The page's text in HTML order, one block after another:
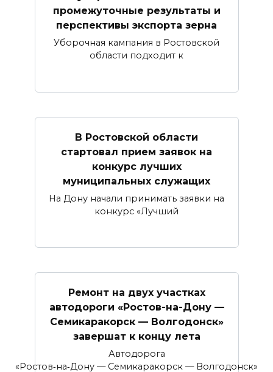
промежуточные результаты и
перспективы экспорта зерна
Уборочная кампания в Ростовской
области подходит к
В Ростовской области
стартовал прием заявок на
конкурс лучших
муниципальных служащих
На Дону начали принимать заявки на
конкурс «Лучший
Ремонт на двух участках
автодороги «Ростов-на-Дону —
Семикаракорск — Волгодонск»
завершат к концу лета
Автодорога
«Ростов‑на‑Дону — Семикаракорск — Волгодонск»